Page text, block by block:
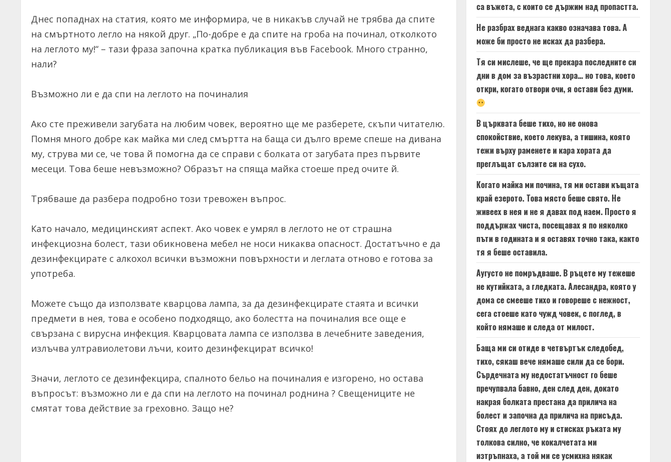
Днес попаднах на статия, която ме информира, че в никакъв случай не трябва да спите
на смъртното легло на някой друг. „По-добре е да спите на гроба на починал, отколкото
на леглото му!“ – тази фраза започна кратка публикация във Facebook. Много странно,
нали?
Възможно ли е да спи на леглото на починалия
Ако сте преживели загубата на любим човек, вероятно ще ме разберете, скъпи читателю.
Помня много добре как майка ми след смъртта на баща си дълго време спеше на дивана
му, струва ми се, че това й помогна да се справи с болката от загубата през първите
месеци. Това беше невъзможно? Образът на спяща майка стоеше пред очите й.
Трябваше да разбера подробно този тревожен въпрос.
Като начало, медицинският аспект. Ако човек е умрял в леглото не от страшна
инфекциозна болест, тази обикновена мебел не носи никаква опасност. Достатъчно е да
дезинфекцирате с алкохол всички възможни повърхности и леглата отново е готова за
употреба.
Можете също да използвате кварцова лампа, за да дезинфекцирате стаята и всички
предмети в нея, това е особено подходящо, ако болестта на починалия все още е
свързана с вирусна инфекция. Кварцовата лампа се използва в лечебните заведения,
излъчва ултравиолетови лъчи, които дезинфекцират всичко!
Значи, леглото се дезинфекцира, спалното бельо на починалия е изгорено, но остава
въпросът: възможно ли е да спи на леглото на починал роднина ? Свещениците не
смятат това действие за греховно. Защо не?
са въжета, с които се държим над пропастта.
Не разбрах веднага какво означава това. А
може би просто не исках да разбера.
Тя си мислеше, че ще прекара последните си
дни в дом за възрастни хора… но това, което
откри, когато отвори очи, я остави без думи.
В църквата беше тихо, но не онова
спокойствие, което лекува, а тишина, която
тежи върху раменете и кара хората да
преглъщат сълзите си на сухо.
Когато майка ми почина, тя ми остави къщата
край езерото. Това място беше свято. Не
живеех в нея и не я давах под наем. Просто я
поддържах чиста, посещавах я по няколко
пъти в годината и я оставях точно така, както
тя я беше оставила.
Аугусто не помръдваше. В ръцете му тежеше
не кутийката, а гледката. Алесандра, която у
дома се смееше тихо и говореше с нежност,
сега стоеше като чужд човек, с поглед, в
който нямаше и следа от милост.
Баща ми си отиде в четвъртък следобед,
тихо, сякаш вече нямаше сили да се бори.
Сърдечната му недостатъчност го беше
пречупвала бавно, ден след ден, докато
накрая болката престана да прилича на
болест и започна да прилича на присъда.
Стоях до леглото му и стисках ръката му
толкова силно, че кокалчетата ми
изтръпнаха, а той ми се усмихна някак